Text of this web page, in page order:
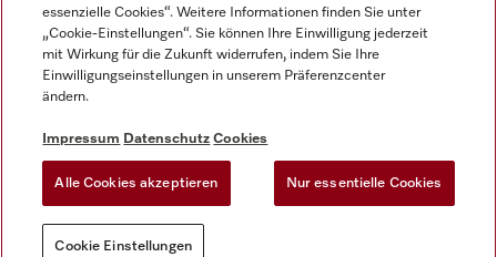
AGB
Datenschutz
Nutzungsbedigungen
EU-Gesetzen über digitale Dienste
essenzielle Cookies“. Weitere Informationen finden Sie unter
„Cookie-Einstellungen“. Sie können Ihre Einwilligung jederzeit
mit Wirkung für die Zukunft widerrufen, indem Sie Ihre
Einwilligungseinstellungen in unserem Präferenzcenter
ändern.
Impressum Datenschutz Cookies
Alle Cookies akzeptieren Nur essentielle Cookies
Cookie Einstellungen